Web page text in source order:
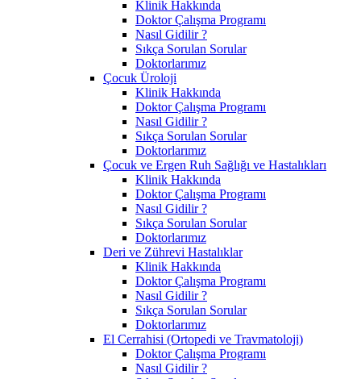
Klinik Hakkında
Doktor Çalışma Programı
Nasıl Gidilir ?
Sıkça Sorulan Sorular
Doktorlarımız
Çocuk Üroloji
Klinik Hakkında
Doktor Çalışma Programı
Nasıl Gidilir ?
Sıkça Sorulan Sorular
Doktorlarımız
Çocuk ve Ergen Ruh Sağlığı ve Hastalıkları
Klinik Hakkında
Doktor Çalışma Programı
Nasıl Gidilir ?
Sıkça Sorulan Sorular
Doktorlarımız
Deri ve Zührevi Hastalıklar
Klinik Hakkında
Doktor Çalışma Programı
Nasıl Gidilir ?
Sıkça Sorulan Sorular
Doktorlarımız
El Cerrahisi (Ortopedi ve Travmatoloji)
Doktor Çalışma Programı
Nasıl Gidilir ?